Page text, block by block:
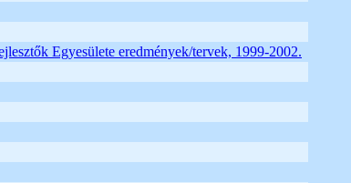
Egyesülete eredmények/tervek, 1999-2002.